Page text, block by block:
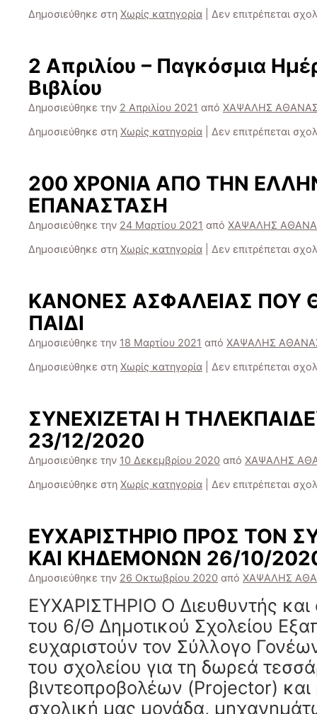
Δημοσιεύθηκε στη Χωρίς κατηγορία Δεν επιτρέπεται
2 Απριλίου – Παγκόσμια
Βιβλίου
Δημοσιεύθηκε την 2 Απριλίου 2021 από ΧΑΨΑΛΗΣ
Δημοσιεύθηκε στη Χωρίς κατηγορία Δεν επιτρέπεται
200 ΧΡΟΝΙΑ ΑΠΟ ΤΗΝ
ΕΠΑΝΑΣΤΑΣΗ
Δημοσιεύθηκε την 24 Μαρτίου 2021 από ΧΑΨΑΛΗΣ
Δημοσιεύθηκε στη Χωρίς κατηγορία Δεν επιτρέπεται
ΚΑΝΟΝΕΣ ΑΣΦΑΛΕΙΑΣ ΠΟΥ
ΠΑΙΔΙ
Δημοσιεύθηκε την 18 Μαρτίου 2021 από ΧΑΨΑΛΗΣ
Δημοσιεύθηκε στη Χωρίς κατηγορία Δεν επιτρέπεται
ΣΥΝΕΧΙΖΕΤΑΙ Η
23/12/2020
Δημοσιεύθηκε την 10 Δεκεμβρίου 2020 από ΧΑΨΑΛΗΣ
Δημοσιεύθηκε στη Χωρίς κατηγορία Δεν επιτρέπεται
ΕΥΧΑΡΙΣΤΗΡΙΟ ΠΡΟΣ ΤΟΝ
ΚΑΙ ΚΗΔΕΜΟΝΩΝ 26/10/
Δημοσιεύθηκε την 26 Οκτωβρίου 2020 από ΧΑΨΑΛΗΣ
ΕΥΧΑΡΙΣΤΗΡΙΟ Ο Διευθυντής και
του 6/Θ Δημοτικού Σχολείου
ευχαριστούν τον Σύλλογο
του σχολείου για τη δωρεά
βιντεοπροβολέων (Projector) και
σχολική μας μονάδα,